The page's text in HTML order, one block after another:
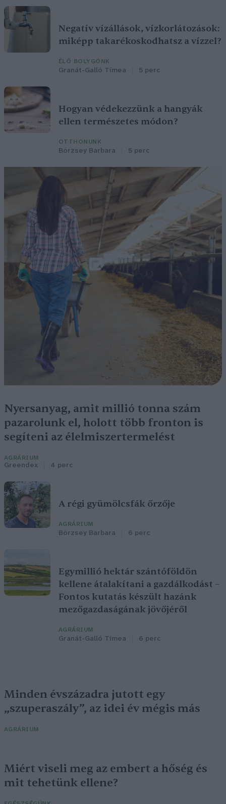
Negatív vízállások, vízkorlátozások:
miképp takarékoskodhatsz a vízzel?
ÉLŐ BOLYGÓNK
Granát-Galló Tímea 5 perc
Hogyan védekezzünk a hangyák
ellen természetes módon?
OTTHONUNK
Börzsey Barbara 5 perc
Nyersanyag, amit millió tonna szám
pazarolunk el, holott több fronton is
segíteni az élelmiszertermelést
AGRÁRIUM
Greendex 4 perc
A régi gyümölcsfák őrzője
AGRÁRIUM
Börzsey Barbara 6 perc
Egymillió hektár szántóföldön
kellene átalakítani a gazdálkodást –
Fontos kutatás készült hazánk
mezőgazdaságának jövőjéről
AGRÁRIUM
Granát-Galló Tímea 6 perc
Minden évszázadra jutott egy
„szuperaszály”, az idei év mégis más
AGRÁRIUM
Miért viseli meg az embert a hőség és
mit tehetünk ellene?